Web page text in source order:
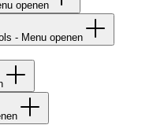
openen
- Menu openen